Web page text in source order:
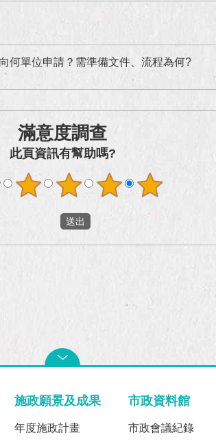
何單位申請？需準備文件、流程為何?
滿意度調查
此頁資訊有幫助嗎?
施政願景及成果
年度施政計畫
市政資料館
市政會議紀錄